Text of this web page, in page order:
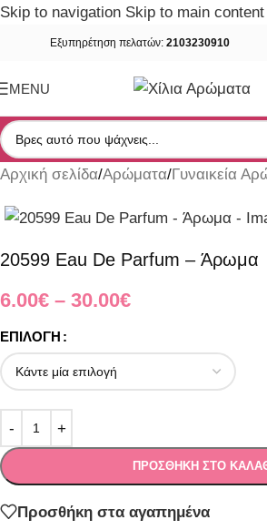
Skip to navigation Skip to main content
Εξυπηρέτηση πελατών: 2103230910
MENU
Αρχική σελίδα/Αρώματα/Γυναικεία
20599 Eau De Parfum – Άρωμα
6.00€ – 30.00€
ΕΠΙΛΟΓΉ
ΠΡΟΣΘΉΚΗ ΣΤΟ
Προσθήκη στα αγαπημένα